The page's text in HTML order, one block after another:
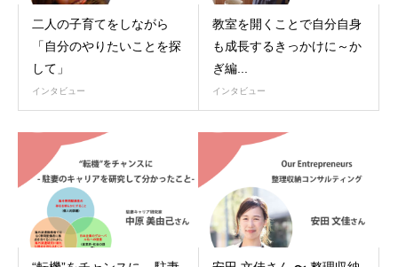
二人の子育てをしながら
「自分のやりたいことを探
して」
インタビュー
教室を開くことで自分自身
も成長するきっかけに～か
ぎ編...
インタビュー